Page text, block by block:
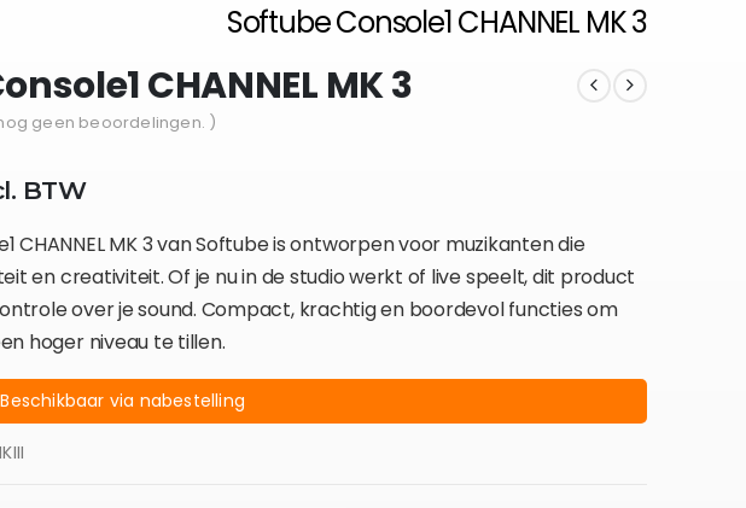
Softube Console1 CHANNEL MK 3
CHANNEL MK 3
geen beoordelingen. )
BTW
CHANNEL MK 3 van Softube is ontworpen voor muzikanten die
en creativiteit. Of je nu in de studio werkt of live speelt, dit product
over je sound. Compact, krachtig en boordevol functies om
hoger niveau te tillen.
Beschikbaar via nabestelling